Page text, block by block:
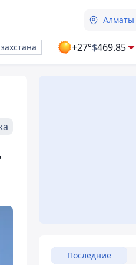
Алматы
+27°$469.85
Последние